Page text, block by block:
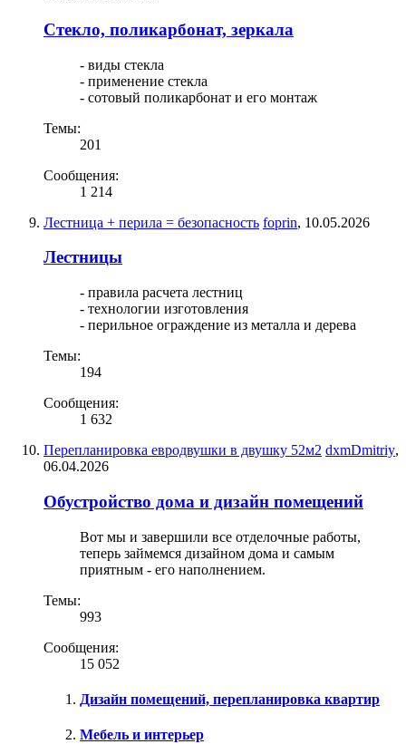
Стекло, поликарбонат, зеркала
- виды стекла
- применение стекла
- сотовый поликарбонат и его монтаж
Темы:
201
Сообщения:
1 214
Лестница + перила = безопасность foprin, 10.05.2026
Лестницы
- правила расчета лестниц
- технологии изготовления
- перильное ограждение из металла и дерева
Темы:
194
Сообщения:
1 632
Перепланировка евродвушки в двушку 52м2 dxmDmitriy,
06.04.2026
Обустройство дома и дизайн помещений
Вот мы и завершили все отделочные работы,
теперь займемся дизайном дома и самым
приятным - его наполнением.
Темы:
993
Сообщения:
15 052
Дизайн помещений, перепланировка квартир
Мебель и интерьер